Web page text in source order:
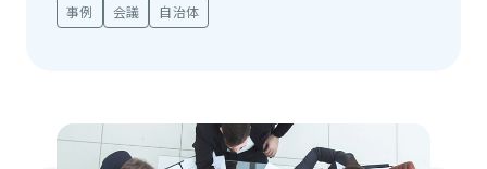
事例 会議 自治体